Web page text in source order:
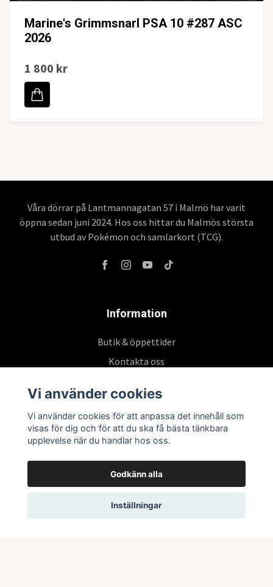
Marine's Grimmsnarl PSA 10 #287 ASC
2026
1 800 kr
Våra dörrar på Lantmannagatan 57 i Malmö har varit
öppna sedan juni 2024. Hos oss hittar du Malmös största
utbud av Pokémon och samlarkort (TCG).
Information
Butik & öppettider
Kontakta oss
Prenumerera på vårt nyhetsbrev
Prenumerera
Vi använder cookies
Vi använder cookies för att anpassa det innehåll som
visas för dig och för att du ska få bästa tänkbara
upplevelse när du handlar hos oss.
Godkänn alla
Inställningar